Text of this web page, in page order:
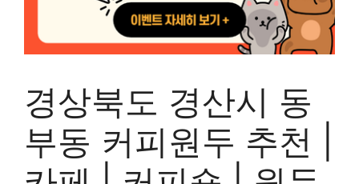
경상북도 경산시 동
부동 커피원두 추천 |